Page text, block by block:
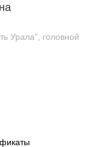
Урала", головной